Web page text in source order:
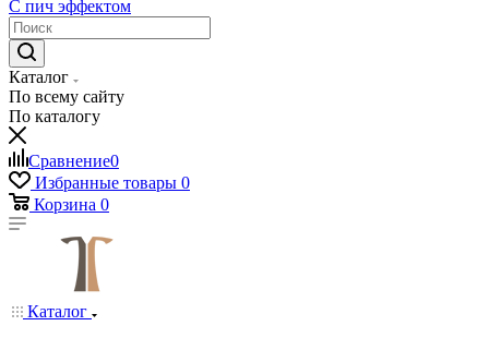
С пич эффектом
Каталог
По всему сайту
По каталогу
Сравнение0
Избранные товары 0
Корзина 0
Каталог